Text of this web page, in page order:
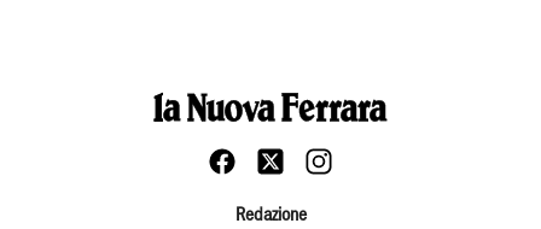
Redazione